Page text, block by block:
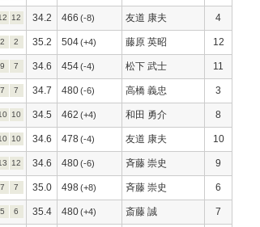
12 34.2 466 (-8) 友道 康夫 4
2 2 35.2 504(+4) 藤原 英昭 12
9 7 34.6 454(-4) 松下 武士 11
7 7 34.7 480(-6) 高橋 義忠 3
10 34.5 462 (+4) 和田 勇介 8
10 34.6 478(-4) 友道 康夫 10
12 34.6 480(-6) 斉藤 崇史 9
7 7 35.0 498(+8) 斉藤 崇史 6
5 6 35.4 480(+4) 斎藤 誠 7